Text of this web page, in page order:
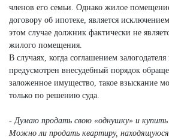
членов его семьи. Однако жилое
договору об ипотеке, является
этом случае должник фактически не
жилого помещения.
В случаях, когда соглашением
предусмотрен внесудебный порядок
заложенное имущество, такое взыскание
только по решению суда.
- Думаю продать свою «однушку» и купить
Можно ли продать квартиру,